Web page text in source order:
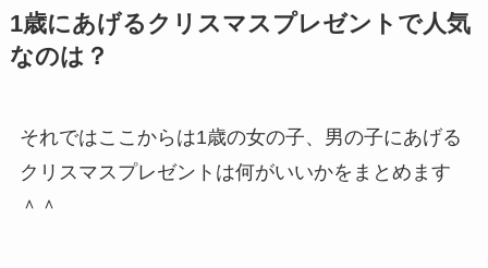
1歳にあげるクリスマスプレゼントで人気
なのは？
それではここからは1歳の女の子、男の子にあげる
クリスマスプレゼントは何がいいかをまとめます
＾＾